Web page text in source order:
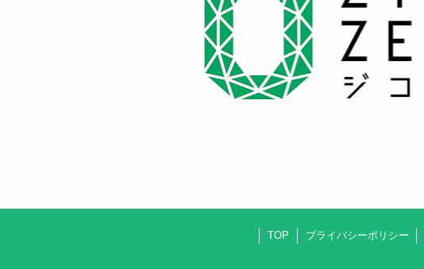
TOP プライバシーポリシー